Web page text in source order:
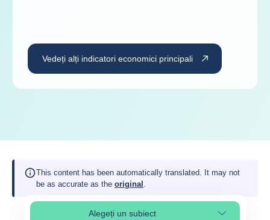
Vedeți alți indicatori economici principali
This content has been automatically translated. It may not
be as accurate as the original .
Alegeți un subiectSelect page section